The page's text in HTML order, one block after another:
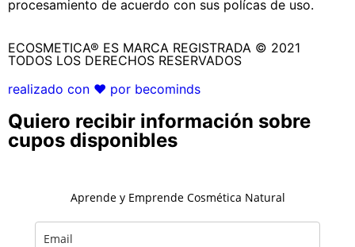
procesamiento de acuerdo con sus polícas de uso.
ECOSMETICA® ES MARCA REGISTRADA © 2021
TODOS LOS DERECHOS RESERVADOS
realizado con ❤ por becominds
Quiero recibir información sobre
cupos disponibles
Aprende y Emprende Cosmética Natural